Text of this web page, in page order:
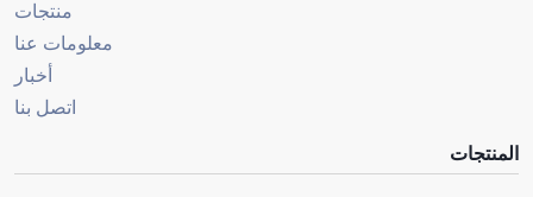
منتجات
معلومات عنا
أخبار
اتصل بنا
المنتجات